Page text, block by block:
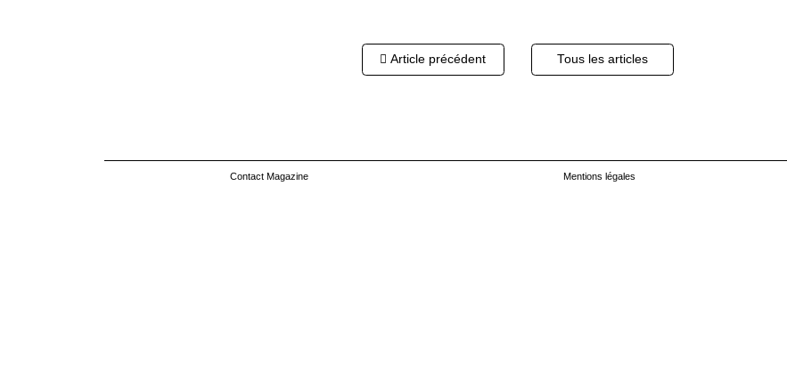
Navigation
des
Article précédent Tous les articles
Contact Magazine Mentions légales